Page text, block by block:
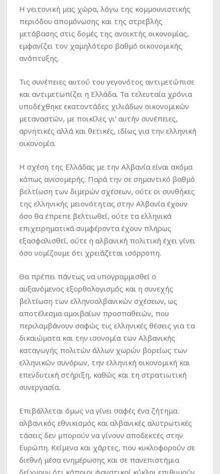
Η γειτονική μας χώρα, λόγω της κομμουνιστικής
περιόδου απομόνωσης και της στρεβλής
μετάβασης στις δομές της ανοικτής οικονομίας,
εμφανίζει τον χαμηλότερο βαθμό οικονομικής
ανάπτυξης.
Τις συνέπειες αυτού του γεγονότος αντιμετώπισε
και αντιμετωπίζει η Ελλάδα. Τα τελευταία χρόνια
υποδέχθηκε εκατοντάδες χιλιάδων οικονομικών
μεταναστών, με ποικίλες γι’ αυτήν συνέπειες,
αρνητικές αλλά και θετικές, ιδίως για την ελληνική
οικονομία.
Η σχέση της Ελλάδας με την Αλβανία είναι ακόμα
κάπως ανισομερής. Παρά την σε σημαντικό βαθμό
βελτίωση των διμερών σχέσεων, ούτε οι συνθήκες
της ελληνικής μειονότητας στην Αλβανία έχουν
όσο θα έπρεπε βελτιωθεί, ούτε τα ελληνικά
επιχειρηματικά συμφέροντα έχουν πλήρως
εξασφαλισθεί, ούτε η αλβανική πολιτική έχει γίνει
όσο νομίζουμε ότι χρειάζεται ισόρροπη.
Θα πρέπει πάντως να υπογραμμισθεί ο
αυξανόμενος εξορθολογισμός και η συνεχής
βελτίωση των ελληνοαλβανικών σχέσεων, ως
αποτέλεσμα αμοιβαίων προσπαθειών, που
περιλαμβάνουν σαφώς τις ελληνικές θέσεις για τα
δικαιώματα και την ισονομία των Αλβανικής
καταγωγής πολιτών άλλων χωρών βορείως των
ελληνικών συνόρων, την ελληνική οικονομική και
επενδυτική στήριξη, καθώς και τη στρατιωτική
συνεργασία.
Επιβάλλεται όμως να γίνει σαφές ένα ζήτημα:
αλβανικός εθνικισμός και αλβανικές αλυτρωτικές
τάσεις δεν μπορούν να γίνουν αποδεκτές στην
Ευρώπη. Κείμενα και χάρτες, που κυκλοφορούν σε
διεθνή μέσα ενημέρωσης και σε πανεπιστήμια